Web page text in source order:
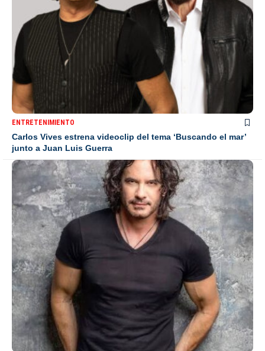
ENTRETENIMIENTO
Carlos Vives estrena videoclip del tema ‘Buscando el mar’
junto a Juan Luis Guerra